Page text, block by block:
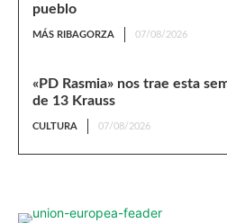
pueblo
MÁS RIBAGORZA 07/08/2026
«PD Rasmia» nos trae esta
de 13 Krauss
CULTURA 07/08/2026